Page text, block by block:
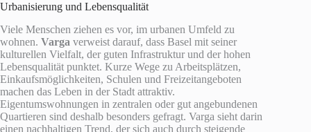
Urbanisierung und Lebensqualität
Viele Menschen ziehen es vor, im urbanen Umfeld zu
wohnen. Varga verweist darauf, dass Basel mit seiner
kulturellen Vielfalt, der guten Infrastruktur und der hohen
Lebensqualität punktet. Kurze Wege zu Arbeitsplätzen,
Einkaufsmöglichkeiten, Schulen und Freizeitangeboten
machen das Leben in der Stadt attraktiv.
Eigentumswohnungen in zentralen oder gut angebundenen
Quartieren sind deshalb besonders gefragt. Varga sieht darin
einen nachhaltigen Trend, der sich auch durch steigende